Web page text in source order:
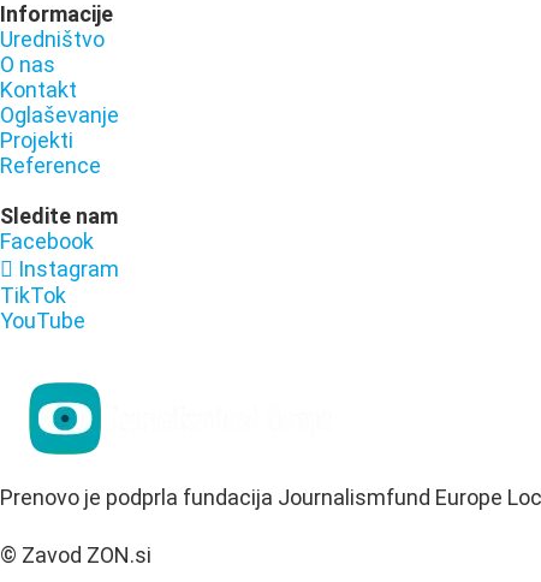
Informacije
Uredništvo
O nas
Kontakt
Oglaševanje
Projekti
Reference
Sledite nam
Facebook
Instagram
TikTok
YouTube
Prenovo je podprla fundacija Journalismfund Europe
© Zavod ZON.si